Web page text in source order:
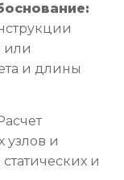
или
и длины
узлов и
и